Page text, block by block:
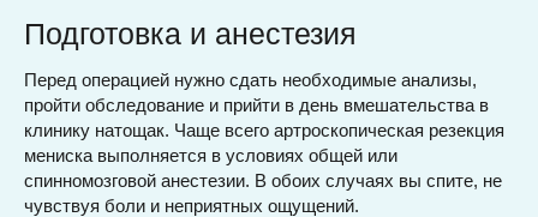
Подготовка и анестезия
Перед операцией нужно сдать необходимые анализы,
пройти обследование и прийти в день вмешательства в
клинику натощак. Чаще всего артроскопическая резекция
мениска выполняется в условиях общей или
спинномозговой анестезии. В обоих случаях вы спите, не
чувствуя боли и неприятных ощущений.